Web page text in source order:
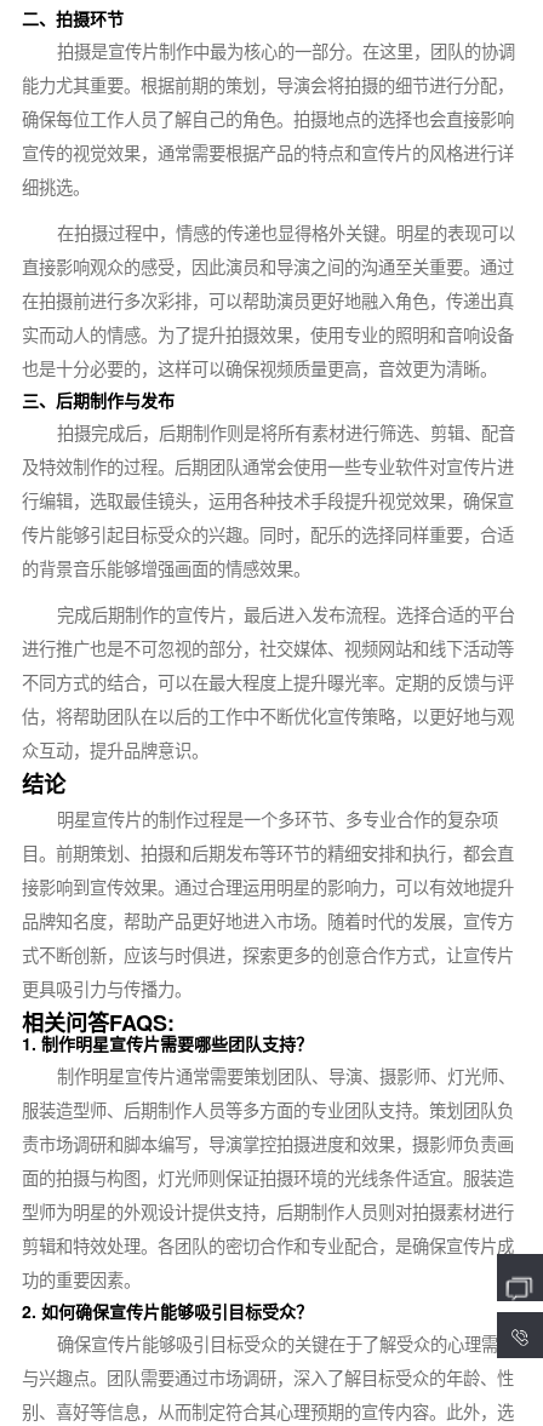
二、拍摄环节
拍摄是宣传片制作中最为核心的一部分。在这里，团队的协调
能力尤其重要。根据前期的策划，导演会将拍摄的细节进行分配，
确保每位工作人员了解自己的角色。拍摄地点的选择也会直接影响
宣传的视觉效果，通常需要根据产品的特点和宣传片的风格进行详
细挑选。
在拍摄过程中，情感的传递也显得格外关键。明星的表现可以
直接影响观众的感受，因此演员和导演之间的沟通至关重要。通过
在拍摄前进行多次彩排，可以帮助演员更好地融入角色，传递出真
实而动人的情感。为了提升拍摄效果，使用专业的照明和音响设备
也是十分必要的，这样可以确保视频质量更高，音效更为清晰。
三、后期制作与发布
拍摄完成后，后期制作则是将所有素材进行筛选、剪辑、配音
及特效制作的过程。后期团队通常会使用一些专业软件对宣传片进
行编辑，选取最佳镜头，运用各种技术手段提升视觉效果，确保宣
传片能够引起目标受众的兴趣。同时，配乐的选择同样重要，合适
的背景音乐能够增强画面的情感效果。
完成后期制作的宣传片，最后进入发布流程。选择合适的平台
进行推广也是不可忽视的部分，社交媒体、视频网站和线下活动等
不同方式的结合，可以在最大程度上提升曝光率。定期的反馈与评
估，将帮助团队在以后的工作中不断优化宣传策略，以更好地与观
众互动，提升品牌意识。
结论
明星宣传片的制作过程是一个多环节、多专业合作的复杂项
目。前期策划、拍摄和后期发布等环节的精细安排和执行，都会直
接影响到宣传效果。通过合理运用明星的影响力，可以有效地提升
品牌知名度，帮助产品更好地进入市场。随着时代的发展，宣传方
式不断创新，应该与时俱进，探索更多的创意合作方式，让宣传片
更具吸引力与传播力。
相关问答FAQS:
1. 制作明星宣传片需要哪些团队支持？
制作明星宣传片通常需要策划团队、导演、摄影师、灯光师、
服装造型师、后期制作人员等多方面的专业团队支持。策划团队负
责市场调研和脚本编写，导演掌控拍摄进度和效果，摄影师负责画
面的拍摄与构图，灯光师则保证拍摄环境的光线条件适宜。服装造
型师为明星的外观设计提供支持，后期制作人员则对拍摄素材进行
剪辑和特效处理。各团队的密切合作和专业配合，是确保宣传片成
功的重要因素。
2. 如何确保宣传片能够吸引目标受众？
确保宣传片能够吸引目标受众的关键在于了解受众的心理需求
与兴趣点。团队需要通过市场调研，深入了解目标受众的年龄、性
别、喜好等信息，从而制定符合其心理预期的宣传内容。此外，选